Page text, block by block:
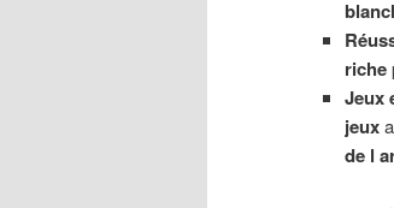
riche
Jeux
jeux
de l